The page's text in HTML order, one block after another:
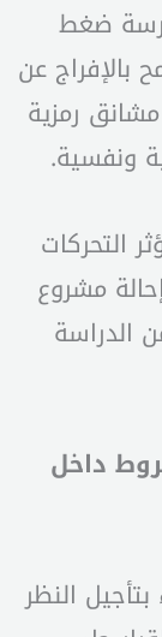
ضغط
بالإفراج عن
رمزية
ونفسية.
التحركات
مشروع
الدراسة
داخل
النظر